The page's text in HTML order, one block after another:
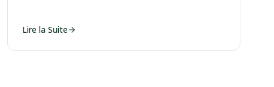
Lire la Suite